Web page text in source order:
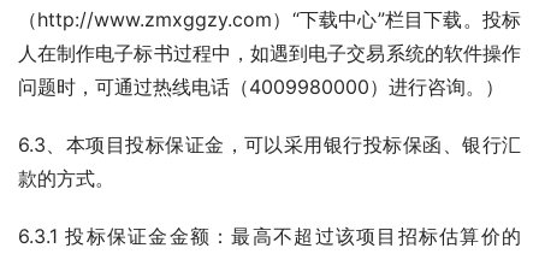
（http://www.zmxggzy.com）“下载中心”栏目下载。投标
人在制作电子标书过程中，如遇到电子交易系统的软件操作
问题时，可通过热线电话（4009980000）进行咨询。）
6.3、本项目投标保证金，可以采用银行投标保函、银行汇
款的方式。
6.3.1 投标保证金金额：最高不超过该项目招标估算价的